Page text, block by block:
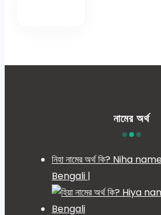
নামের অর্থ
নিহা নামের অর্থ কি? Niha
Bengali |